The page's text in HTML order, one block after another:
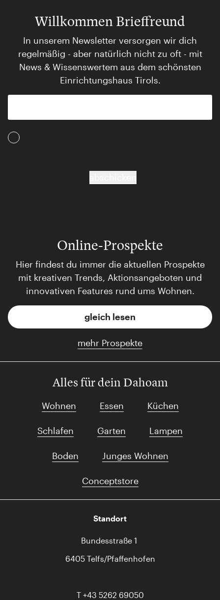
Willkommen Brieffreund
In unserem Newsletter versorgen wir dich
regelmäßig - aber natürlich nicht zu oft - mit
News & Wissenswertem aus dem schönsten
Einrichtungshaus Tirols.
Online-Prospekte
Hier findest du immer die aktuellen Prospekte
mit kreativen Trends, Aktionsangeboten und
innovativen Features rund ums Wohnen.
gleich lesen
mehr Prospekte
Alles für dein Dahoam
Wohnen Essen Küchen
Schlafen Garten Lampen
Boden Junges Wohnen
Conceptstore
Standort
Bundesstraße 1
6405 Telfs/Pfaffenhofen
T +43 5262 69050